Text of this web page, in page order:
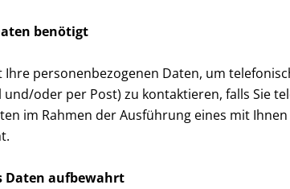
benötigt
Ihre personenbezogenen Daten, um
und/oder per Post) zu kontaktieren, falls Sie
im Rahmen der Ausführung eines mit
Daten aufbewahrt